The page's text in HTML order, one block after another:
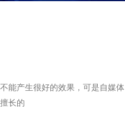
能产生很好的效果，可是自媒体
长的